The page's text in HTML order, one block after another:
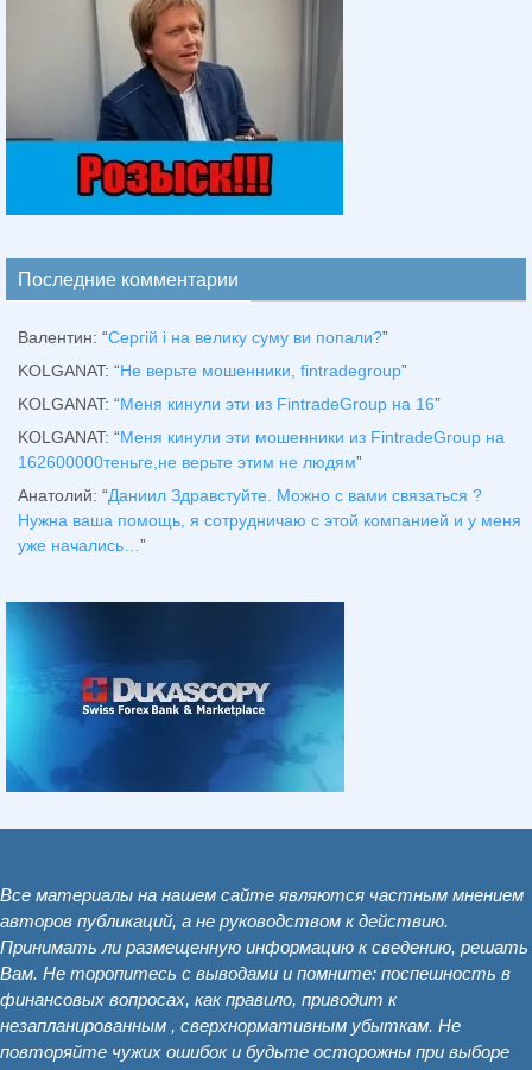
Последние комментарии
Валентин: “Сергій і на велику суму ви попали?”
KOLGANAT: “Не верьте мошенники, fintradegroup”
KOLGANAT: “Меня кинули эти из FintradeGroup на 16”
KOLGANAT: “Меня кинули эти мошенники из FintradeGroup на
162600000теньге,не верьте этим не людям”
Анатолий: “Даниил Здравстуйте. Можно с вами связаться ?
Нужна ваша помощь, я сотрудничаю с этой компанией и у меня
уже начались… ”
Все материалы на нашем сайте являются частным мнением
авторов публикаций, а не руководством к действию.
Принимать ли размещенную информацию к сведению, решать
Вам. Не торопитесь с выводами и помните: поспешность в
финансовых вопросах, как правило, приводит к
незапланированным , сверхнормативным убыткам. Не
повторяйте чужих ошибок и будьте осторожны при выборе